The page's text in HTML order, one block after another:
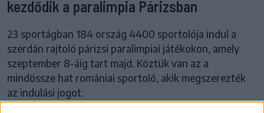
kezdődik a paralimpia Párizsban
23 sportágban 184 ország 4400 sportolója indul a
szerdán rajtoló párizsi paralimpiai játékokon, amely
szeptember 8-áig tart majd. Köztük van az a
mindössze hat romániai sportoló, akik megszerezték
az indulási jogot.